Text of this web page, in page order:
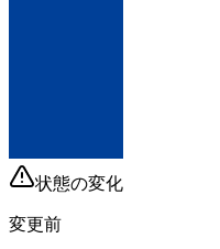
状態の変化
変更前